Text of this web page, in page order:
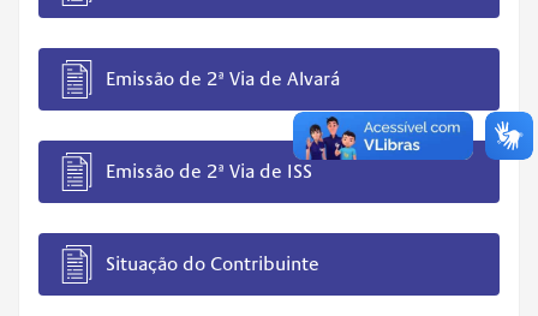
Emissão de 2ª Via de Alvará
Emissão de 2ª Via de ISS
Situação do Contribuinte